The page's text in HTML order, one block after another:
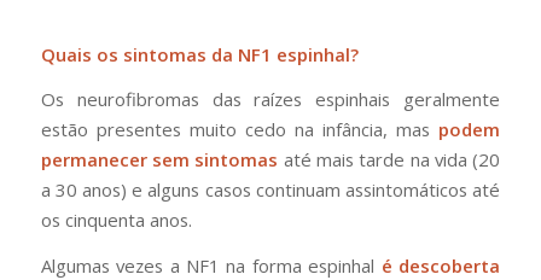
Quais os sintomas da NF1 espinhal?
Os neurofibromas das raízes espinhais geralmente
estão presentes muito cedo na infância, mas podem
permanecer sem sintomas até mais tarde na vida (20
a 30 anos) e alguns casos continuam assintomáticos até
os cinquenta anos.
Algumas vezes a NF1 na forma espinhal é descoberta